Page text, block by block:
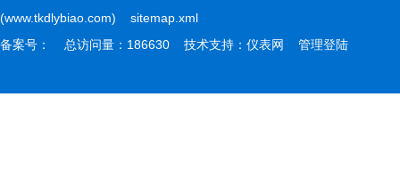
(www.tkdlybiao.com) sitemap.xml
备案号：
总访问量：186630 技术支持： 仪表网 管理登陆